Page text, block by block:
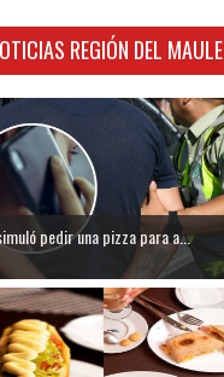
REGIÓN DEL MAULE
pedir una pizza para a...